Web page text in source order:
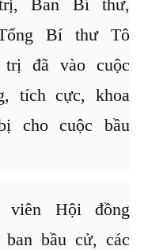
Ban Bí thư,
Bí thư Tô
đã vào cuộc
tích cực, khoa
cho cuộc bầu
viên Hội đồng
bầu cử, các